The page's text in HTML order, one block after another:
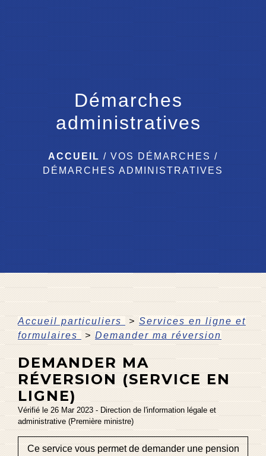
Démarches
administratives
ACCUEIL / VOS DÉMARCHES /
DÉMARCHES ADMINISTRATIVES
Accueil particuliers > Services en ligne et
formulaires
> Demander ma réversion
DEMANDER MA
RÉVERSION (SERVICE EN
LIGNE)
Vérifié le 26 Mar 2023 - Direction de l'information légale et
administrative (Première ministre)
Ce service vous permet de demander une pension